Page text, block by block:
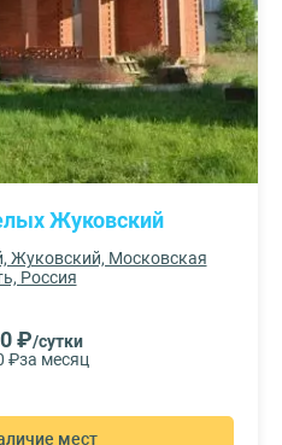
Жуковский
Жуковский, Московская
Россия
₽/сутки
₽за месяц
мест